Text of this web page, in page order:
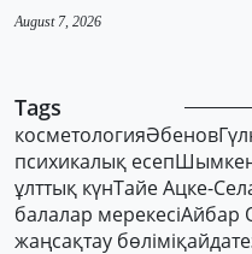
August 7, 2026
Tags
косметологияӘбенов
психикалық есеп
ұлттық күнТайе Ацке-
балалар мерекесіАйбар
жаңсақтау бөлімі